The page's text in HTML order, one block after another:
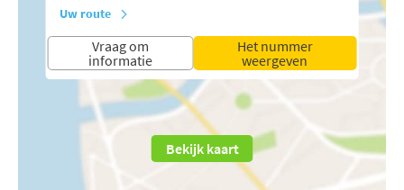
Uw route
Vraag om
informatie
Het nummer
weergeven
Bekijk kaart